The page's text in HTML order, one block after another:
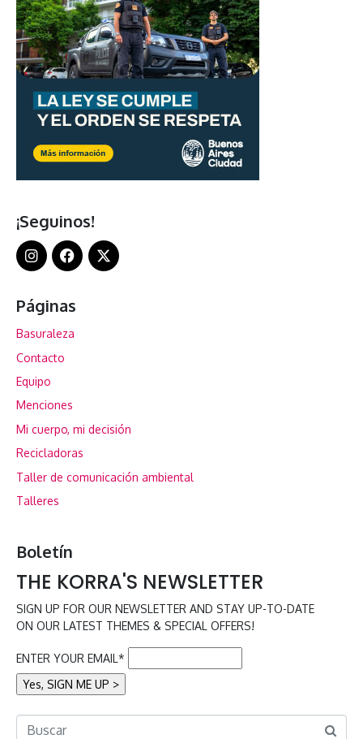
¡Seguinos!
Páginas
Basuraleza
Contacto
Equipo
Menciones
Mi cuerpo, mi decisión
Recicladoras
Taller de comunicación ambiental
Talleres
Boletín
THE KORRA'S NEWSLETTER
SIGN UP FOR OUR NEWSLETTER AND STAY UP-TO-DATE
ON OUR LATEST THEMES & SPECIAL OFFERS!
ENTER YOUR EMAIL*